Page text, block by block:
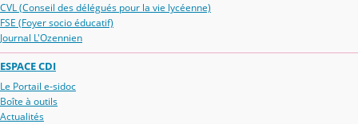
CVL (Conseil des délégués pour la vie lycéenne)
FSE (Foyer socio éducatif)
Journal L'Ozennien
ESPACE CDI
Le Portail e-sidoc
Boîte à outils
Actualités